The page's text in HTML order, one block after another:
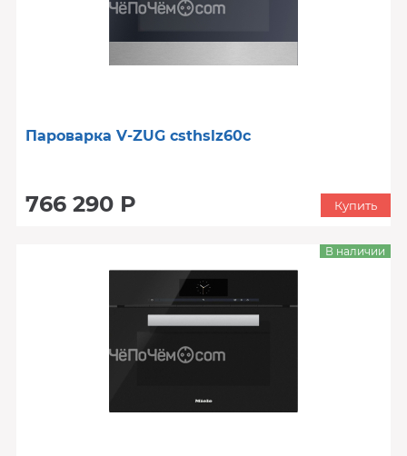
Пароварка V-ZUG csthslz60c
766 290 Р Купить
В наличии